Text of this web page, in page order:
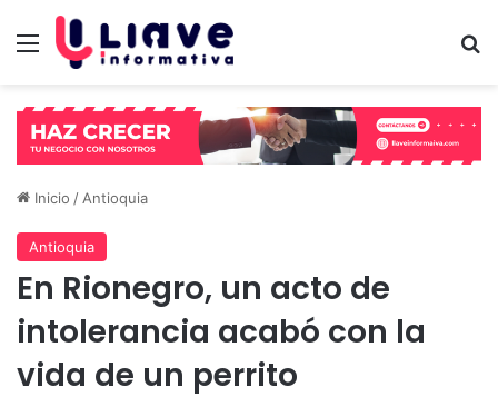
Menú
Inicio / Antioquia
Antioquia
En Rionegro, un acto de
intolerancia acabó con la
vida de un perrito